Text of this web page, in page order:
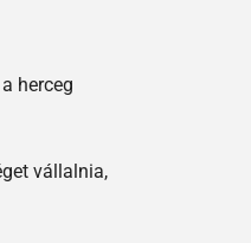
herceg
vállalnia,